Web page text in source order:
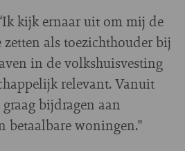
kijk ernaar uit om mij de
als toezichthouder bij
in de volkshuisvesting
relevant. Vanuit
bijdragen aan
betaalbare woningen.''